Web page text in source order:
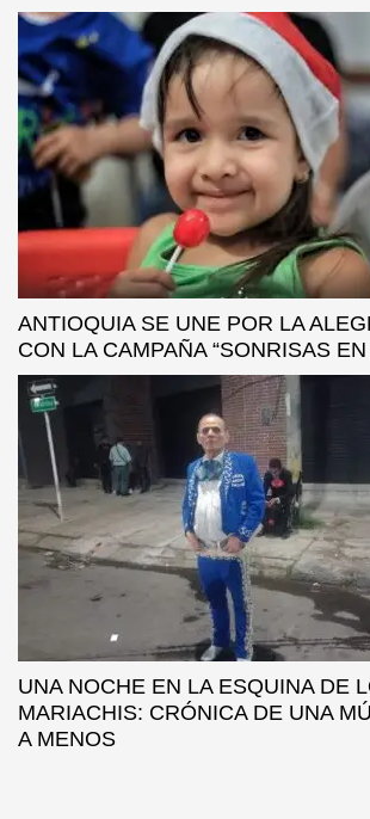
ANTIOQUIA SE UNE POR LA
CON LA CAMPAÑA “SONRISAS
UNA NOCHE EN LA ESQUINA DE
MARIACHIS: CRÓNICA DE UNA
A MENOS